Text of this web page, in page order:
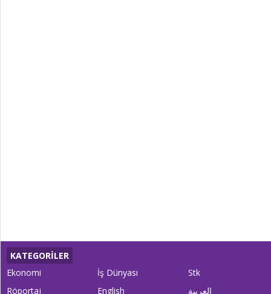
KATEGORİLER
Ekonomi
İş Dünyası
Stk
Röportaj
English العربية